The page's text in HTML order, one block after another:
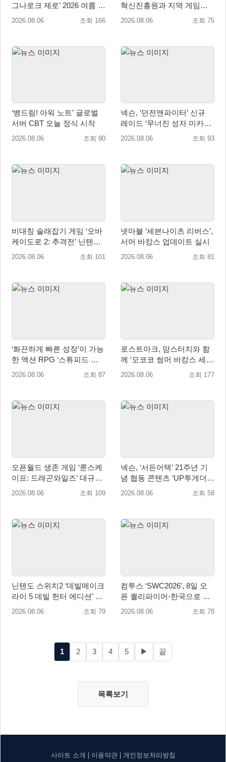
그나로크 제로’ 2026 여름 프
로모션 진행!
2026.08.06 조회 166
혁신진흥원과 지역 게임산
업 육성 위한 업무협약 체결
2026.08.06 조회 75
‘뱅드림! 아워 노트’ 글로벌
서버 CBT 오늘 정식 시작
2026.08.06 조회 90
넥슨, ‘던전앤파이터’ 신규
레이드 ‘무너진 성자 미카엘
라’ 업데이트!
2026.08.06 조회 93
비대칭 술래잡기 게임 ‘오바
케이도로 2: 추격전’ 닌텐도
eShop 출시
2026.08.06 조회 101
넷마블 ‘세븐나이츠 리버스’,
서머 바캉스 업데이트 실시
2026.08.06 조회 81
‘화끈하게 빠른 성장’이 가능
한 액션 RPG ‘스튜피드 네
버 다이즈’ 패키지판 예약판
2026.08.06 조회 87
로스트아크, 맘스터치와 함
께 ‘모코코 썸머 바캉스 세
트’ 출시
2026.08.06 조회 177
오픈월드 생존 게임 ‘룬스케
이프: 드래곤와일즈’ 대규모
유저 편의성 개선 및 사이드
2026.08.06 조회 109
넥슨, ‘서든어택’ 21주년 기
념 협동 콘텐츠 ‘UP투게더’
업데이트
2026.08.06 조회 58
닌텐도 스위치2 ‘데빌메이크
라이 5 데빌 헌터 에디션’ 패
키지 제품 8월 7일 예약판매
2026.08.06 조회 79
컴투스 ‘SWC2026’, 8일 오
픈 퀄리파이어-한국으로 시
즌 개막!
2026.08.06 조회 78
1 2 3 4 5 ▶ 끝
목록보기
사이트 소개 | 이용약관| 개인정보처리방침